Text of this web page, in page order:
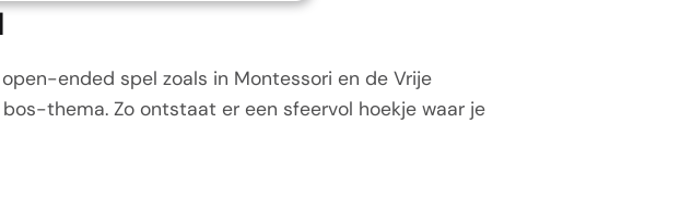
ended spel zoals in Montessori en de Vrije
thema. Zo ontstaat er een sfeervol hoekje waar je